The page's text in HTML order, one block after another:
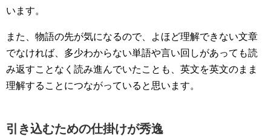
います。
また、物語の先が気になるので、よほど理解できない文章
でなければ、多少わからない単語や言い回しがあっても読
み返すことなく読み進んでいたことも、英文を英文のまま
理解することにつながっていると思います。
引き込むための仕掛けが秀逸